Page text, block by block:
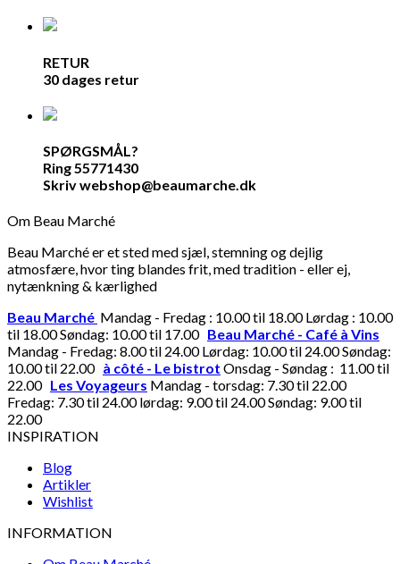
RETUR
30 dages retur
SPØRGSMÅL?
Ring 55771430
Skriv webshop@beaumarche.dk
Om Beau Marché
Beau Marché er et sted med sjæl, stemning og dejlig
atmosfære, hvor ting blandes frit, med tradition - eller ej,
nytænkning & kærlighed
Beau Marché Mandag - Fredag : 10.00 til 18.00 Lørdag : 10.00
til 18.00 Søndag: 10.00 til 17.00 Beau Marché - Café à Vins
Mandag - Fredag: 8.00 til 24.00 Lørdag: 10.00 til 24.00 Søndag:
10.00 til 22.00 à côté - Le bistrot Onsdag - Søndag : 11.00 til
22.00 Les Voyageurs Mandag - torsdag: 7.30 til 22.00
Fredag: 7.30 til 24.00 lørdag: 9.00 til 24.00 Søndag: 9.00 til
22.00
INSPIRATION
Blog
Artikler
Wishlist
INFORMATION